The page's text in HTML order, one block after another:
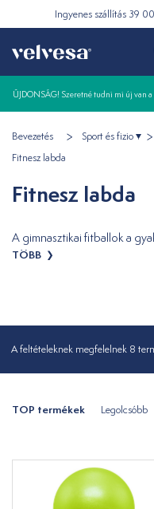
Ingyenes szállítás 39
ÚJDONSÁG! Szeretné tudni mi új van
Bevezetés Sport és fizio
Fitnesz labda
Fitnesz labda
A gimnasztikai fitballok a
TÖBB
A feltételeknek megfelelnek 8
TOP termékek Legolcsóbb